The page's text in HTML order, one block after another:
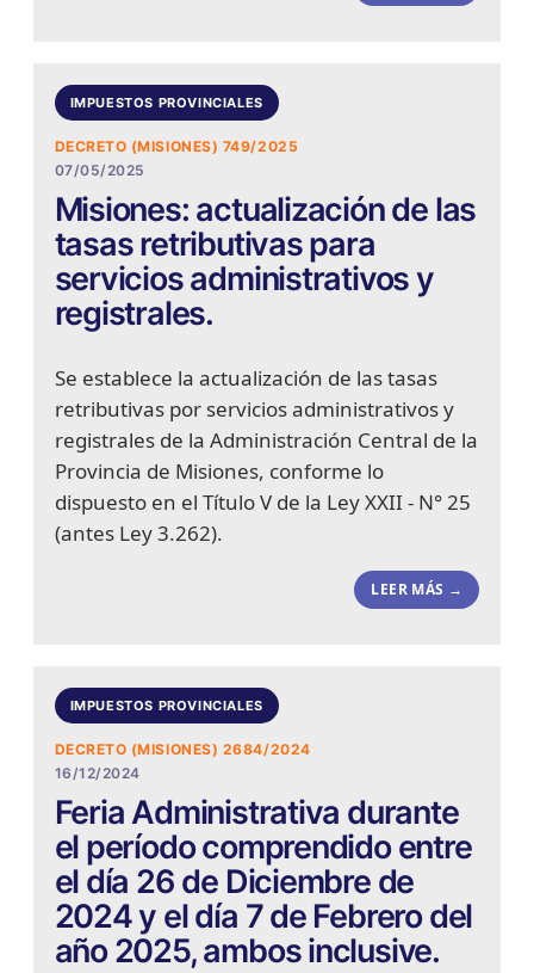
IMPUESTOS PROVINCIALES
DECRETO (MISIONES) 749/2025
07/05/2025
Misiones: actualización de las
tasas retributivas para
servicios administrativos y
registrales.
Se establece la actualización de las tasas
retributivas por servicios administrativos y
registrales de la Administración Central de la
Provincia de Misiones, conforme lo
dispuesto en el Título V de la Ley XXII - N° 25
(antes Ley 3.262).
LEER MÁS →
IMPUESTOS PROVINCIALES
DECRETO (MISIONES) 2684/2024
16/12/2024
Feria Administrativa durante
el período comprendido entre
el día 26 de Diciembre de
2024 y el día 7 de Febrero del
año 2025, ambos inclusive.